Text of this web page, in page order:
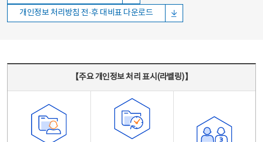
개인정보 처리방침 전·후 대비표 다운로드
【주요 개인정보 처리 표시(라벨링)】